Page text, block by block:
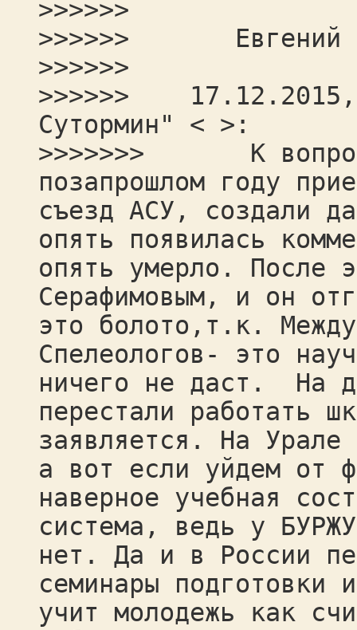
>>>>>>
>>>>>> Евгений
>>>>>>
>>>>>> 17.12.2015,
Сутормин" < >:
>>>>>>> К
позапрошлом году
съезд АСУ, создали
опять появилась
опять умерло. После
Серафимовым, и он
это болото,т.к.
Спелеологов- это
ничего не даст. На
перестали работать
заявляется. На
а вот если уйдем от
наверное учебная
система, ведь у
нет. Да и в России
семинары подготовки
учит молодежь как